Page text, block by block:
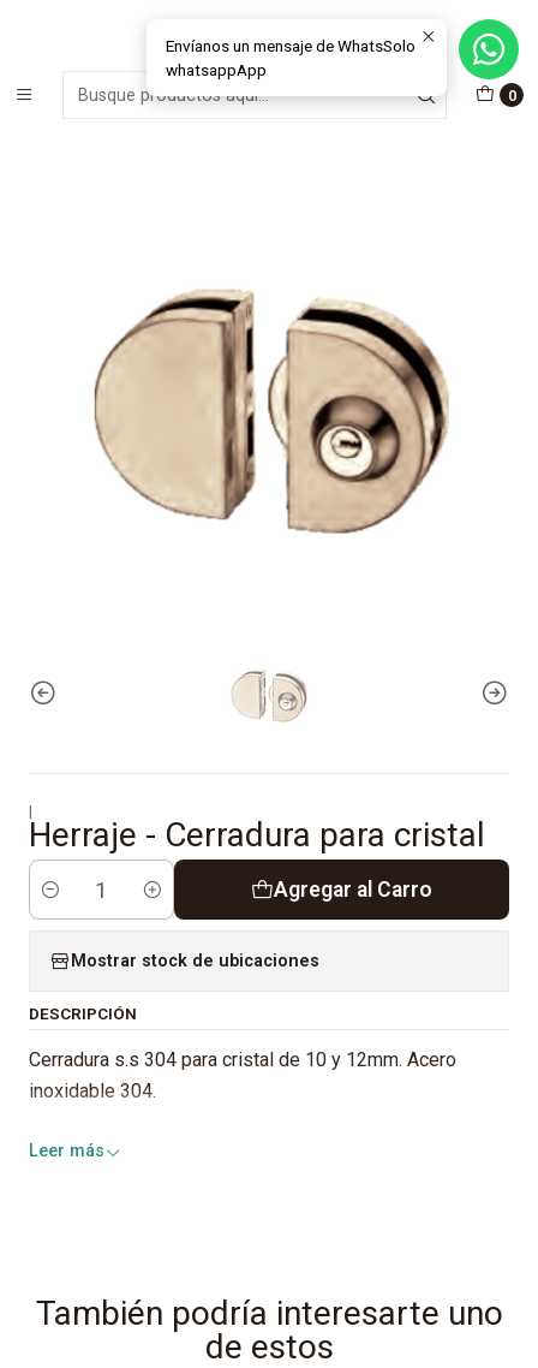
0
MÁS DE 15 AÑOS FABRICANDO E INSTALANDO SOLUCIONES DE
CRISTAL Y VENTANAS
Inicio Materiales e Insumos Cristales
Herraje - Cerradura para cristal
|
Herraje - Cerradura para cristal
Cantidad
Agregar al Carro
Mostrar stock de ubicaciones
DESCRIPCIÓN
Cerradura s.s 304 para cristal de 10 y 12mm. Acero
inoxidable 304.
Leer más
También podría interesarte uno
de estos
Envíanos un mensaje de WhatsSolo
whatsappApp